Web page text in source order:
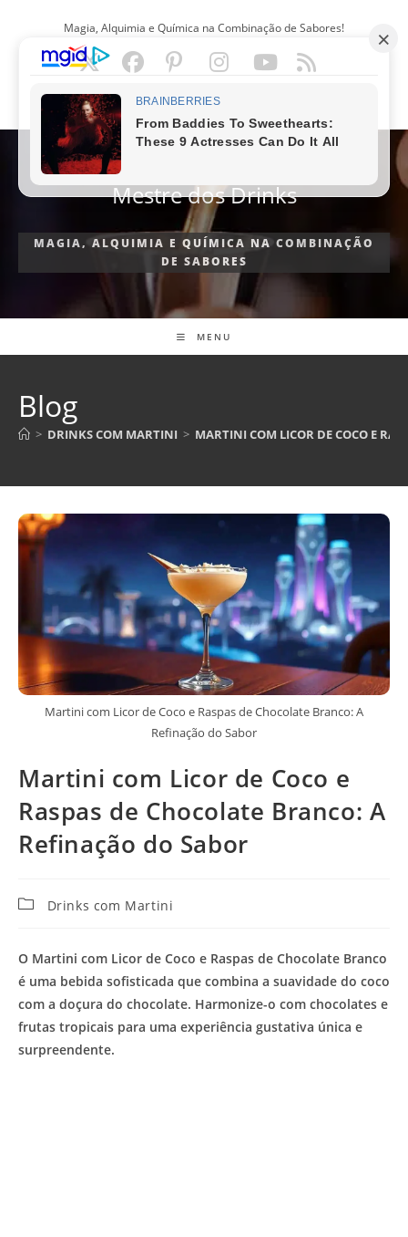
Magia, Alquimia e Química na Combinação de Sabores!
PORTUGUÊS
Mestre dos Drinks
MAGIA, ALQUIMIA E QUÍMICA NA COMBINAÇÃO
DE SABORES
MENU
Blog
> DRINKS COM MARTINI > MARTINI COM LICOR DE COCO E
Martini com Licor de Coco e Raspas de Chocolate Branco: A
Refinação do Sabor
Martini com Licor de Coco e
Raspas de Chocolate Branco: A
Refinação do Sabor
CategoriaDrinks com Martini
O Martini com Licor de Coco e Raspas de Chocolate Branco
é uma bebida sofisticada que combina a suavidade do coco
com a doçura do chocolate. Harmonize-o com chocolates e
frutas tropicais para uma experiência gustativa única e
surpreendente.